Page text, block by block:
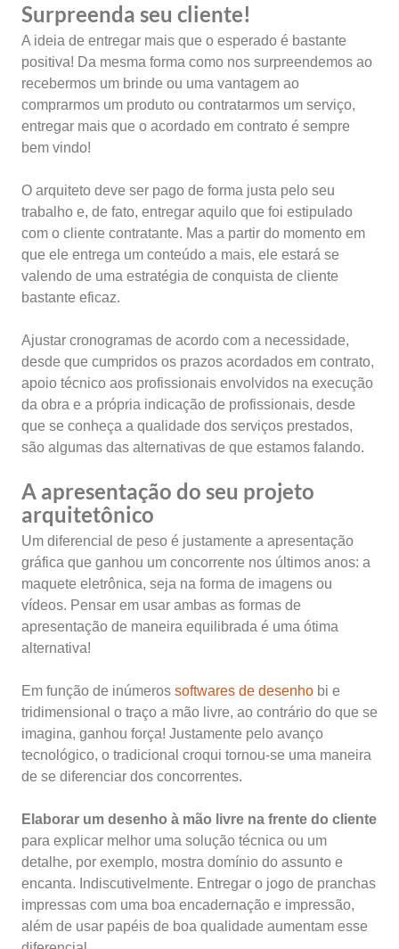
Surpreenda seu cliente!
A ideia de entregar mais que o esperado é bastante
positiva! Da mesma forma como nos surpreendemos ao
recebermos um brinde ou uma vantagem ao
comprarmos um produto ou contratarmos um serviço,
entregar mais que o acordado em contrato é sempre
bem vindo!
O arquiteto deve ser pago de forma justa pelo seu
trabalho e, de fato, entregar aquilo que foi estipulado
com o cliente contratante. Mas a partir do momento em
que ele entrega um conteúdo a mais, ele estará se
valendo de uma estratégia de conquista de cliente
bastante eficaz.
Ajustar cronogramas de acordo com a necessidade,
desde que cumpridos os prazos acordados em contrato,
apoio técnico aos profissionais envolvidos na execução
da obra e a própria indicação de profissionais, desde
que se conheça a qualidade dos serviços prestados,
são algumas das alternativas de que estamos falando.
A apresentação do seu projeto
arquitetônico
Um diferencial de peso é justamente a apresentação
gráfica que ganhou um concorrente nos últimos anos: a
maquete eletrônica, seja na forma de imagens ou
vídeos. Pensar em usar ambas as formas de
apresentação de maneira equilibrada é uma ótima
alternativa!
Em função de inúmeros softwares de desenho bi e
tridimensional o traço a mão livre, ao contrário do que se
imagina, ganhou força! Justamente pelo avanço
tecnológico, o tradicional croqui tornou-se uma maneira
de se diferenciar dos concorrentes.
Elaborar um desenho à mão livre na frente do cliente
para explicar melhor uma solução técnica ou um
detalhe, por exemplo, mostra domínio do assunto e
encanta. Indiscutivelmente. Entregar o jogo de pranchas
impressas com uma boa encadernação e impressão,
além de usar papéis de boa qualidade aumentam esse